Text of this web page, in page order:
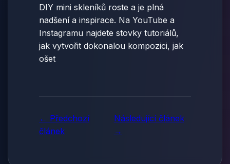
DIY mini skleníků roste a je plná
nadšení a inspirace. Na YouTube a
Instagramu najdete stovky tutoriálů,
jak vytvořit dokonalou kompozici, jak
ošet
← Předchozí
článek
Následující článek
→